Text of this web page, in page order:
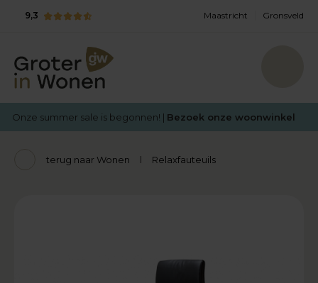
9,3 Maastricht Gronsveld
Onze summer sale is begonnen! | Bezoek onze woonwinkel
terug naar Wonen Relaxfauteuils